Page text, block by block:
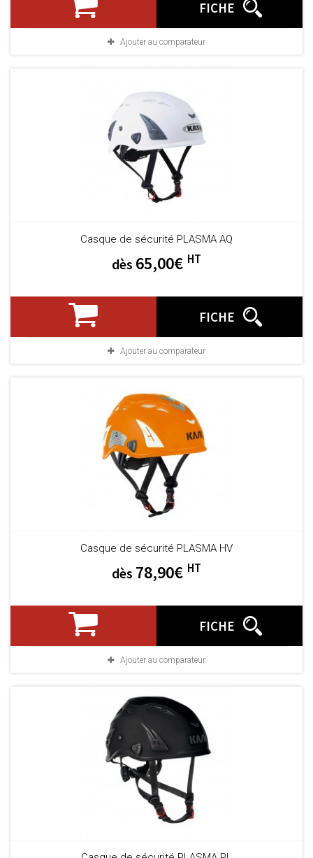
FICHE
Ajouter au comparateur
Casque de sécurité PLASMA AQ
dès 65,00€ HT
FICHE
Ajouter au comparateur
Casque de sécurité PLASMA HV
dès 78,90€ HT
FICHE
Ajouter au comparateur